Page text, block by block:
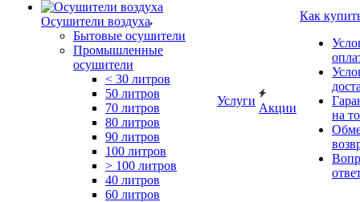
Осушители воздуха
Бытовые осушители
Промышленные
осушители
< 30 литров
50 литров
70 литров
80 литров
90 литров
100 литров
> 100 литров
40 литров
60 литров
Услуги
Акции
Как
на